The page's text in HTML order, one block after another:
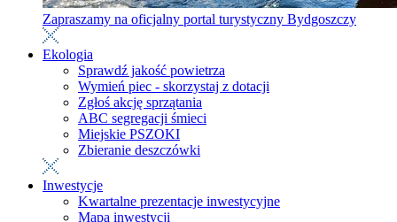
Zapraszamy na oficjalny portal turystyczny Bydgoszczy
Ekologia
Sprawdź jakość powietrza
Wymień piec - skorzystaj z dotacji
Zgłoś akcję sprzątania
ABC segregacji śmieci
Miejskie PSZOKI
Zbieranie deszczówki
Inwestycje
Kwartalne prezentacje inwestycyjne
Mapa inwestycji